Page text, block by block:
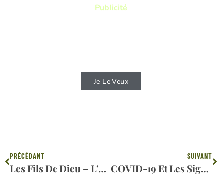
Publicité
Je Le Veux
Précédent
PRÉCÉDANT
Les Fils De Dieu – L’Appel Des Séthites
SUIVANT
COVID-19 Et Les Signes Des Temps